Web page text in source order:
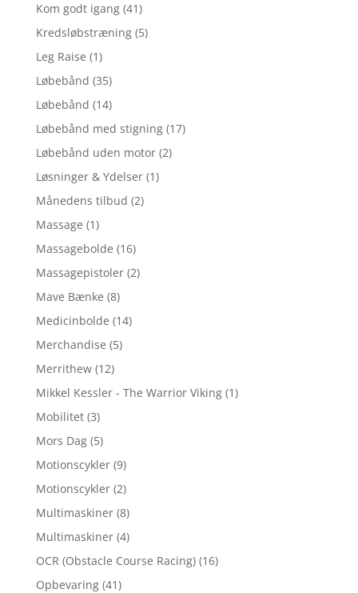
Kom godt igang (41)
Kredsløbstræning (5)
Leg Raise (1)
Løbebånd (35)
Løbebånd (14)
Løbebånd med stigning (17)
Løbebånd uden motor (2)
Løsninger & Ydelser (1)
Månedens tilbud (2)
Massage (1)
Massagebolde (16)
Massagepistoler (2)
Mave Bænke (8)
Medicinbolde (14)
Merchandise (5)
Merrithew (12)
Mikkel Kessler - The Warrior Viking (1)
Mobilitet (3)
Mors Dag (5)
Motionscykler (9)
Motionscykler (2)
Multimaskiner (8)
Multimaskiner (4)
OCR (Obstacle Course Racing) (16)
Opbevaring (41)